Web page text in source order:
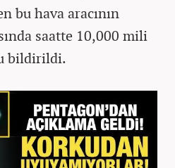
bu hava aracının
saatte 10,000 mili
bildirildi.